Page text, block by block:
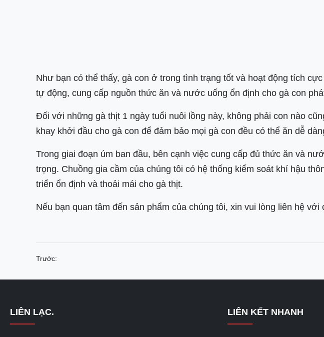
Như bạn có thể thấy, gà con ở trong tình trạng tốt và hoạt động tích
tự động, cung cấp nguồn thức ăn và nước uống ổn định cho gà con
Đối với những gà thịt 1 ngày tuổi nuôi lồng này, không phải con nào
khay khởi đầu cho gà con để đảm bảo mọi gà con đều có thể ăn dễ
Trong giai đoạn úm ban đầu, bên cạnh việc cung cấp đủ thức ăn và
trọng. Chuồng gia cầm của chúng tôi có hệ thống kiểm soát khí hậu
triển ổn định và thoải mái cho gà thịt.
Nếu bạn quan tâm đến sản phẩm của chúng tôi, xin vui lòng liên hệ với
Trước:
LIÊN LẠC. LIÊN KẾT NHANH